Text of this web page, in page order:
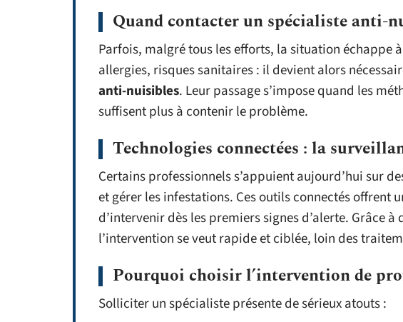
Quand contacter un spécialiste anti-
Parfois, malgré tous les efforts, la situation échappe
allergies, risques sanitaires : il devient alors
anti-nuisibles. Leur passage s’impose quand les
suffisent plus à contenir le problème.
Technologies connectées : la
Certains professionnels s’appuient aujourd’hui sur
et gérer les infestations. Ces outils connectés offrent
d’intervenir dès les premiers signes d’alerte. Grâce
l’intervention se veut rapide et ciblée, loin des
Pourquoi choisir l’intervention de
Solliciter un spécialiste présente de sérieux atouts :